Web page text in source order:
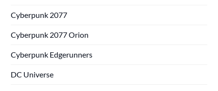
Cyberpunk 2077
Cyberpunk 2077 Orion
Cyberpunk Edgerunners
DC Universe